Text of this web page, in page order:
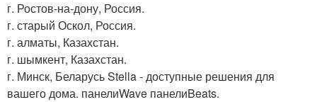
г. Ростов-на-дону, Россия.
г. старый Оскол, Россия.
г. алматы, Казахстан.
г. шымкент, Казахстан.
г. Минск, Беларусь Stella - доступные решения для
вашего дома. панелиWave панелиBeats.